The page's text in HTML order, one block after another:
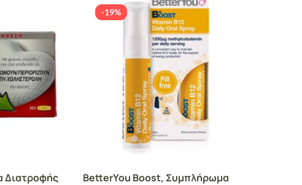
Διατροφής
-19%
BetterYou Boost, Συμπλήρωμα